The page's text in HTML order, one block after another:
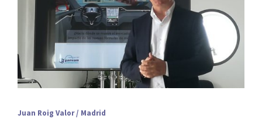
Juan Roig Valor / Madrid